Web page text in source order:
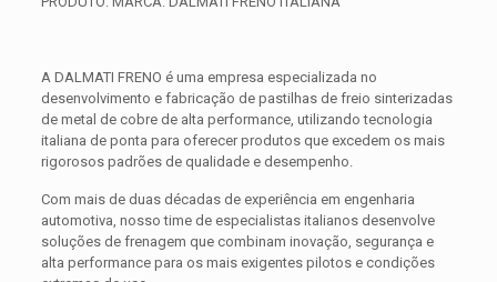
A DALMATI FRENO é uma empresa especializada no
desenvolvimento e fabricação de pastilhas de freio sinterizadas
de metal de cobre de alta performance, utilizando tecnologia
italiana de ponta para oferecer produtos que excedem os mais
rigorosos padrões de qualidade e desempenho.
Com mais de duas décadas de experiência em engenharia
automotiva, nosso time de especialistas italianos desenvolve
soluções de frenagem que combinam inovação, segurança e
alta performance para os mais exigentes pilotos e condições